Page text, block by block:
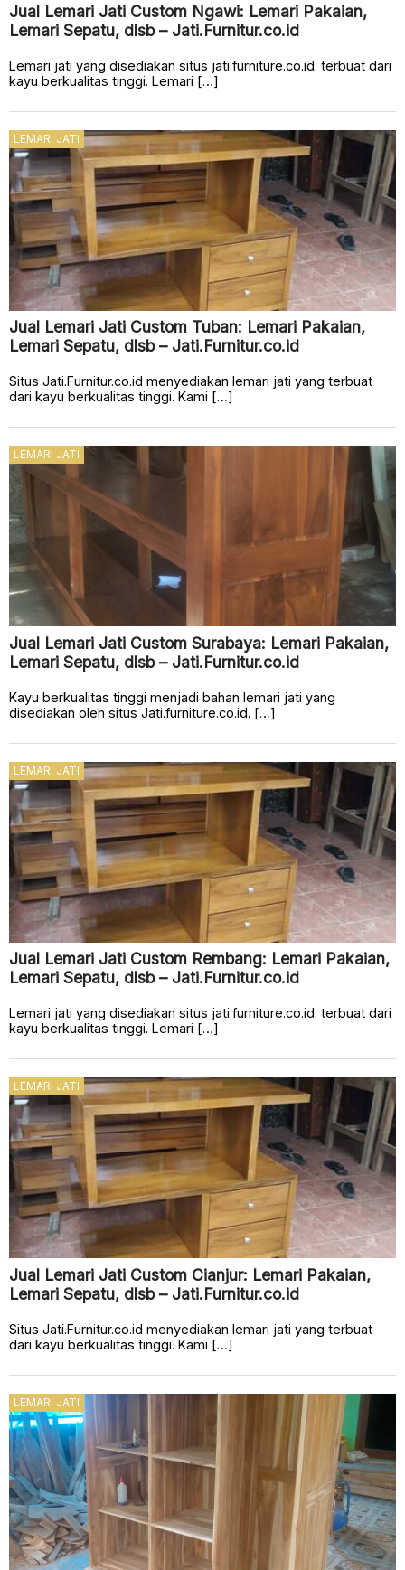
Jual Lemari Jati Custom Ngawi: Lemari Pakaian,
Lemari Sepatu, dlsb – Jati.Furnitur.co.id
Lemari jati yang disediakan situs jati.furniture.co.id. terbuat dari
kayu berkualitas tinggi. Lemari […]
LEMARI JATI
Jual Lemari Jati Custom Tuban: Lemari Pakaian,
Lemari Sepatu, dlsb – Jati.Furnitur.co.id
Situs Jati.Furnitur.co.id menyediakan lemari jati yang terbuat
dari kayu berkualitas tinggi. Kami […]
LEMARI JATI
Jual Lemari Jati Custom Surabaya: Lemari Pakaian,
Lemari Sepatu, dlsb – Jati.Furnitur.co.id
Kayu berkualitas tinggi menjadi bahan lemari jati yang
disediakan oleh situs Jati.furniture.co.id. […]
LEMARI JATI
Jual Lemari Jati Custom Rembang: Lemari Pakaian,
Lemari Sepatu, dlsb – Jati.Furnitur.co.id
Lemari jati yang disediakan situs jati.furniture.co.id. terbuat dari
kayu berkualitas tinggi. Lemari […]
LEMARI JATI
Jual Lemari Jati Custom Cianjur: Lemari Pakaian,
Lemari Sepatu, dlsb – Jati.Furnitur.co.id
Situs Jati.Furnitur.co.id menyediakan lemari jati yang terbuat
dari kayu berkualitas tinggi. Kami […]
LEMARI JATI